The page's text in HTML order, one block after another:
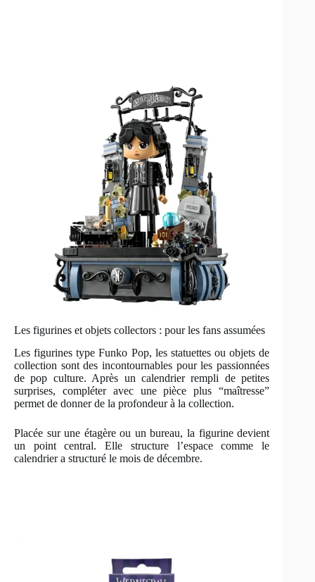
Les figurines et objets collectors : pour les fans assumées
Les figurines type Funko Pop, les statuettes ou objets de
collection sont des incontournables pour les passionnées
de pop culture. Après un calendrier rempli de petites
surprises, compléter avec une pièce plus “maîtresse”
permet de donner de la profondeur à la collection.
Placée sur une étagère ou un bureau, la figurine devient
un point central. Elle structure l’espace comme le
calendrier a structuré le mois de décembre.